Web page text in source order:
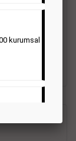
şeklinde
ölçüde
bölümünü
6 kelime
kurumsal